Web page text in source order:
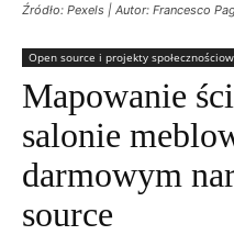
Źródło: Pexels | Autor: Francesco
Open source i projekty
Mapowanie
salonie
darmowym
source